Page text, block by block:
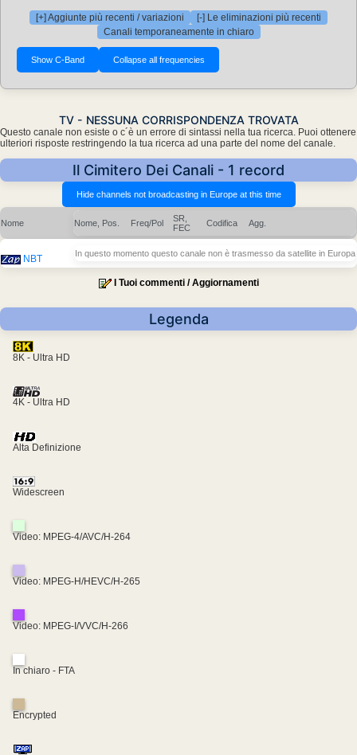
[+] Aggiunte più recenti / variazioni
[-] Le eliminazioni più recenti
Canali temporaneamente in chiaro
TV - NESSUNA CORRISPONDENZA TROVATA
Questo canale non esiste o c´è un errore di sintassi nella tua ricerca. Puoi ottenere
ulteriori risposte restringendo la tua ricerca ad una parte del nome del canale.
Il Cimitero Dei Canali - 1 record
Nome Nome, Pos. Freq/Pol
SR,
FEC
Codifica Agg.
NBT In questo momento questo canale non è trasmesso da satellite in Europa
I Tuoi commenti / Aggiornamenti
Legenda
8K - Ultra HD
4K - Ultra HD
Alta Definizione
Widescreen
Video: MPEG-4/AVC/H-264
Video: MPEG-H/HEVC/H-265
Video: MPEG-I/VVC/H-266
In chiaro - FTA
Encrypted